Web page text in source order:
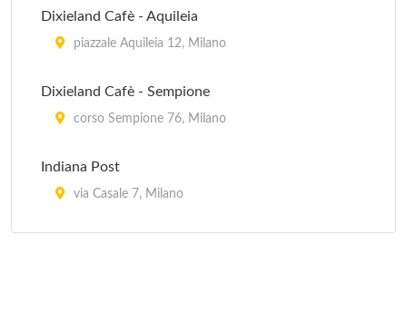
Dixieland Cafè - Aquileia
piazzale Aquileia 12, Milano
Dixieland Cafè - Sempione
corso Sempione 76, Milano
Indiana Post
via Casale 7, Milano